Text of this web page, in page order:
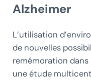
Alzheimer
L’utilisation
de nouvelles
remémoration dans
une étude